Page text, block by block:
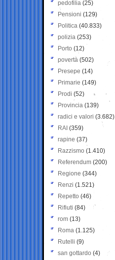
pedofilia (25)
Pensioni (129)
Politica (40.833)
polizia (253)
Porto (12)
povertà (502)
Presepe (14)
Primarie (149)
Prodi (52)
Provincia (139)
radici e valori (3.682)
RAI (359)
rapine (37)
Razzismo (1.410)
Referendum (200)
Regione (344)
Renzi (1.521)
Repetto (46)
Rifiuti (84)
rom (13)
Roma (1.125)
Rutelli (9)
san gottardo (4)